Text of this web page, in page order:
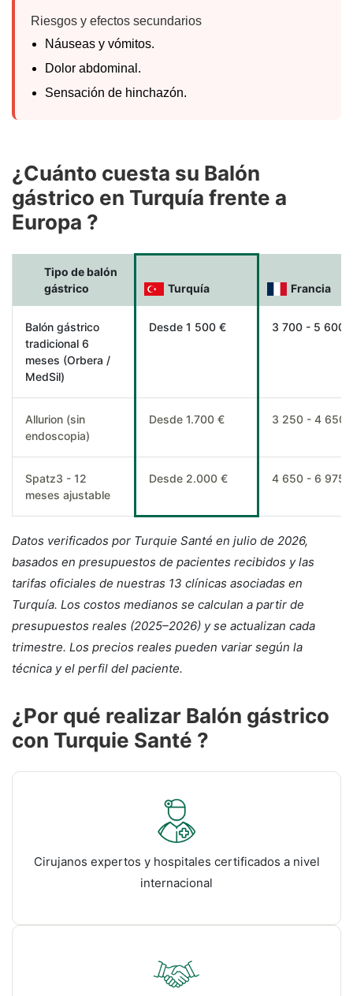
Riesgos y efectos secundarios
Náuseas y vómitos.
Dolor abdominal.
Sensación de hinchazón.
¿Cuánto cuesta su Balón
gástrico en Turquía frente a
Europa ?
Tipo de balón
gástrico
Turquía Francia
Balón gástrico
tradicional 6
meses (Orbera /
MedSil)
Desde 1 500 € 3 700 - 5 600
Allurion (sin
endoscopia)
Desde 1.700 € 3 250 - 4 650
Spatz3 - 12
meses ajustable
Desde 2.000 € 4 650 - 6 975
Datos verificados por Turquie Santé en julio de 2026,
basados en presupuestos de pacientes recibidos y las
tarifas oficiales de nuestras 13 clínicas asociadas en
Turquía. Los costos medianos se calculan a partir de
presupuestos reales (2025–2026) y se actualizan cada
trimestre. Los precios reales pueden variar según la
técnica y el perfil del paciente.
¿Por qué realizar Balón gástrico
con Turquie Santé ?
Cirujanos expertos y hospitales certificados a nivel
internacional